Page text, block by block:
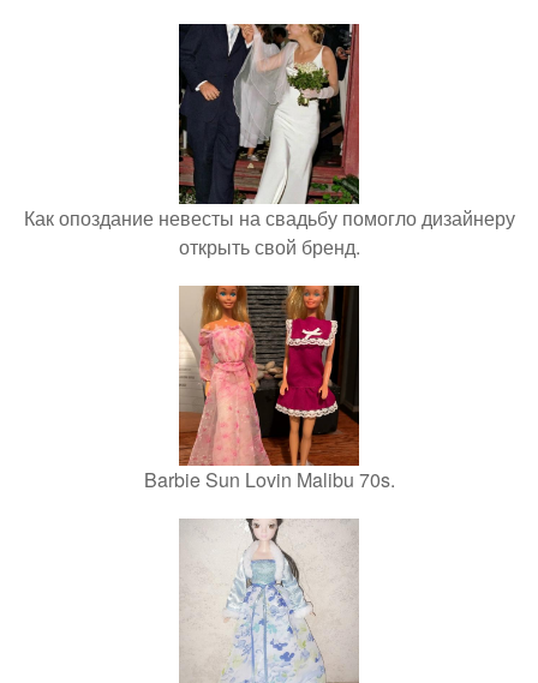
Как опоздание невесты на свадьбу помогло дизайнеру
открыть свой бренд.
Barbie Sun Lovin Malibu 70s.